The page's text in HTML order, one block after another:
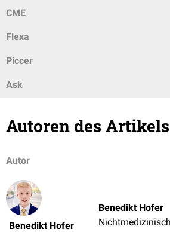
CME
Flexa
Piccer
Ask
Autoren des Artikels
Autor
Benedikt Hofer
Benedikt Hofer